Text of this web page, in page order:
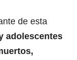
de esta
adolescentes